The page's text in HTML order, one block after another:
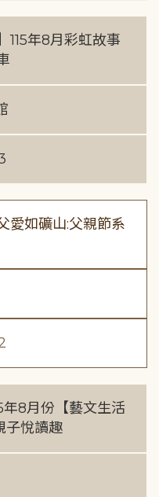
115年8月彩虹故事
愛如礦山:父親節系
年8月份【藝文生活
子悅讀趣